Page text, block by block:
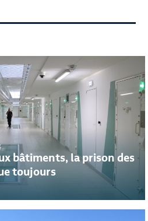
bâtiments, la prison des
toujours